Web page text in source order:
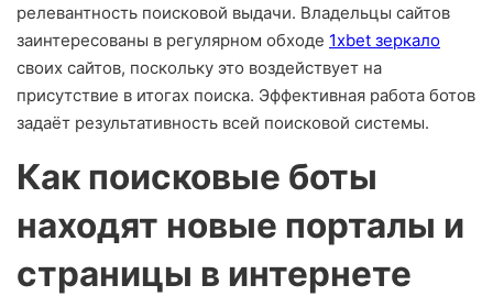
релевантность поисковой выдачи. Владельцы сайтов
заинтересованы в регулярном обходе 1xbet зеркало
своих сайтов, поскольку это воздействует на
присутствие в итогах поиска. Эффективная работа ботов
задаёт результативность всей поисковой системы.
Как поисковые боты
находят новые порталы и
страницы в интернете